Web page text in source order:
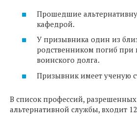
Прошедшие
кафедрой.
У призывника один из
родственником погиб
воинского долга.
Призывник имеет ученую
В список профессий,
альтернативной службы, входит